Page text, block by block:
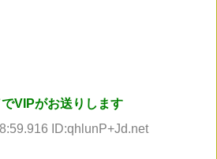
VIPがお送りします
ID:qhlunP+Jd.net